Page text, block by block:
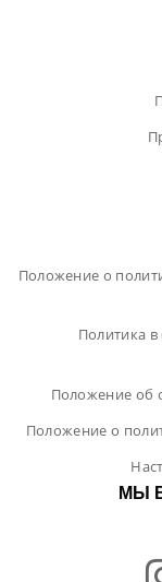
Положение о
Политика
Положение об
Положение о
МЫ